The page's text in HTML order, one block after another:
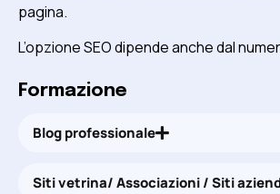
pagina.
L’opzione SEO dipende anche dal
Formazione
Blog professionale
Siti vetrina/ Associazioni / Siti